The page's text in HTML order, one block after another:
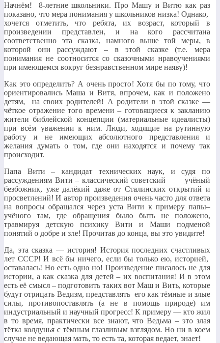
Начнём! 8-летние школьники. Про Машу и Витю как раз
показано, что мера понимания у школьников низка! Однако,
хочется отметить, что ребята, их возраст, который в
произведении представлен, и на кого рассчитана
соответственно эта сказка, намного выше той меры, в
которой они рассуждают – в этой сказке (т.е. мера
понимания не соотносится со сказочными нравоучениями
при имеющемся вокруг безнравственном мире наяву)!
Как это определить? А очень просто! Хотя бы по тому, что
ориентировались Маша и Витя, впрочем, как и положено
детям, на своих родителей! А родители в этой сказке —
чёткое отражение того времени – готовящиеся к закланию
жители библейской концепции (материальные идеалисты)
при всём уважении к ним. Люди, ходящие на рутинную
работу и не имеющих абсолютного представления и
желания думать о том, где они находятся и почему так
происходит.
Папа Вити – кандидат технических наук, и судя по
рассуждениям Вити – классический советский учёный
безбожник, уже далёкий даже от Сталинских открытий и
просветлений! И автор произведения очень часто для ответа
на вопросы обращался через уста Вити к примеру папы–
учёного там, где обращения было быть не положено,
травмируя детскую психику Вити и Маши подменой
понятий о добре и зле! Прочитав до конца, вы это увидите!
Да, эта сказка — история! История последних счастливых
лет СССР! И всё бы ничего, если бы только ею, историей,
оставалась! Но есть одно но! Произведение писалось не для
истории, а как сказка для детей – их воспитания! И в этом
есть её смысл – подготовить таких вот Маш и Вить, которые
будут отрицать Ведизм, представлять его как тёмные и злые
силы, противопоставлять (а не в помощь природе) им
индустриальный и научный прогресс! К примеру — кто жил
в то время, практически все знают, что Ведьма – это злая
тётка колдунья с тёмным глазливым взглядом. Но ни в коем
случае не ведающая мать, то есть та, которая ведает, знает!